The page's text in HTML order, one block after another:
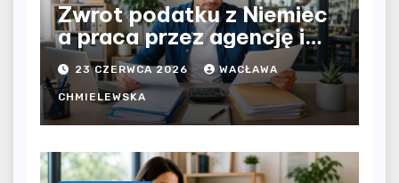
Zwrot podatku z Niemiec
a praca przez agencję i
bezpośrednio u
pracodawcy – jak
rozliczyć oba źródła
dochodu?
23 CZERWCA 2026 WACŁAWA
CHMIELEWSKA